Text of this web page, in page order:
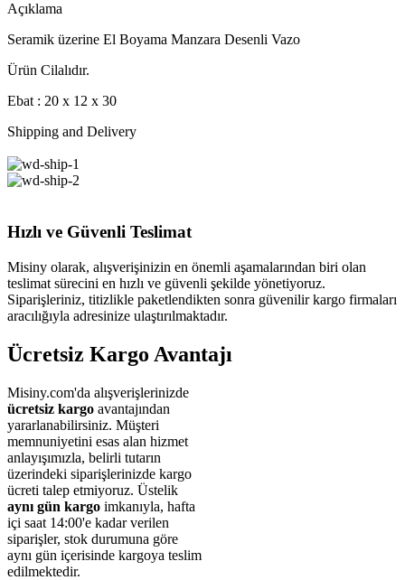
Açıklama
Seramik üzerine El Boyama Manzara Desenli Vazo
Ürün Cilalıdır.
Ebat : 20 x 12 x 30
Shipping and Delivery
Hızlı ve Güvenli Teslimat
Misiny olarak, alışverişinizin en önemli aşamalarından biri olan
teslimat sürecini en hızlı ve güvenli şekilde yönetiyoruz.
Siparişleriniz, titizlikle paketlendikten sonra güvenilir kargo firmaları
aracılığıyla adresinize ulaştırılmaktadır.
Ücretsiz Kargo Avantajı
Misiny.com'da alışverişlerinizde
ücretsiz kargo avantajından
yararlanabilirsiniz. Müşteri
memnuniyetini esas alan hizmet
anlayışımızla, belirli tutarın
üzerindeki siparişlerinizde kargo
ücreti talep etmiyoruz. Üstelik
aynı gün kargo imkanıyla, hafta
içi saat 14:00'e kadar verilen
siparişler, stok durumuna göre
aynı gün içerisinde kargoya teslim
edilmektedir.